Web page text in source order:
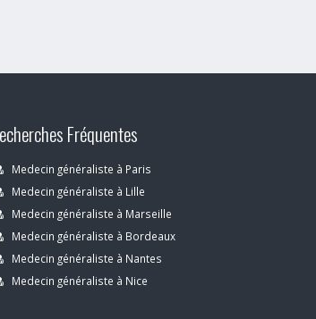
Fréquentes
Medecin généraliste à Paris
Medecin généraliste à Lille
Medecin généraliste à Marseille
Medecin généraliste à Bordeaux
Medecin généraliste à Nantes
Medecin généraliste à Nice